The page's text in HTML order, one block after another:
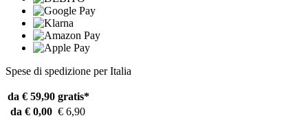
Spese di spedizione per Italia
da € 59,90 gratis*
da € 0,00 € 6,90